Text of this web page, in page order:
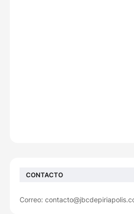
CONTACTO
Correo: